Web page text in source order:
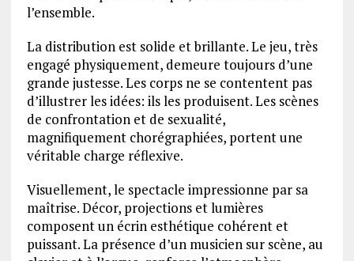
l’ensemble.
La distribution est solide et brillante. Le jeu, très
engagé physiquement, demeure toujours d’une
grande justesse. Les corps ne se contentent pas
d’illustrer les idées: ils les produisent. Les scènes
de confrontation et de sexualité,
magnifiquement chorégraphiées, portent une
véritable charge réflexive.
Visuellement, le spectacle impressionne par sa
maîtrise. Décor, projections et lumières
composent un écrin esthétique cohérent et
puissant. La présence d’un musicien sur scène, au